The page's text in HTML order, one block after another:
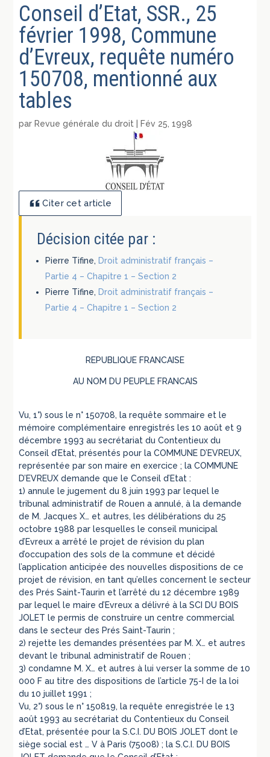
Conseil d’Etat, SSR., 25
février 1998, Commune
d’Evreux, requête numéro
150708, mentionné aux
tables
par Revue générale du droit Fév 25, 1998
Citer cet article
Décision citée par :
Pierre Tifine,Droit administratif français –
Partie 4 – Chapitre 1 – Section 2
Pierre Tifine,Droit administratif français –
Partie 4 – Chapitre 1 – Section 2
REPUBLIQUE FRANCAISE
AU NOM DU PEUPLE FRANCAIS
Vu, 1°) sous le n° 150708, la requête sommaire et le
mémoire complémentaire enregistrés les 10 août et 9
décembre 1993 au secrétariat du Contentieux du
Conseil d’Etat, présentés pour la COMMUNE D’EVREUX,
représentée par son maire en exercice ; la COMMUNE
D’EVREUX demande que le Conseil d’Etat :
1) annule le jugement du 8 juin 1993 par lequel le
tribunal administratif de Rouen a annulé, à la demande
de M. Jacques X… et autres, les délibérations du 25
octobre 1988 par lesquelles le conseil municipal
d’Evreux a arrêté le projet de révision du plan
d’occupation des sols de la commune et décidé
l’application anticipée des nouvelles dispositions de ce
projet de révision, en tant qu’elles concernent le secteur
des Prés Saint-Taurin et l’arrêté du 12 décembre 1989
par lequel le maire d’Evreux a délivré à la SCI DU BOIS
JOLET le permis de construire un centre commercial
dans le secteur des Prés Saint-Taurin ;
2) rejette les demandes présentées par M. X… et autres
devant le tribunal administratif de Rouen ;
3) condamne M. X… et autres à lui verser la somme de 10
000 F au titre des dispositions de l’article 75-I de la loi
du 10 juillet 1991 ;
Vu, 2°) sous le n° 150819, la requête enregistrée le 13
août 1993 au secrétariat du Contentieux du Conseil
d’Etat, présentée pour la S.C.I. DU BOIS JOLET dont le
siège social est … V à Paris (75008) ; la S.C.I. DU BOIS